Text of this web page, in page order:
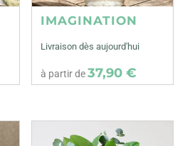
IMAGINATION
Livraison dès aujourd'hui
à partir de37,90 €